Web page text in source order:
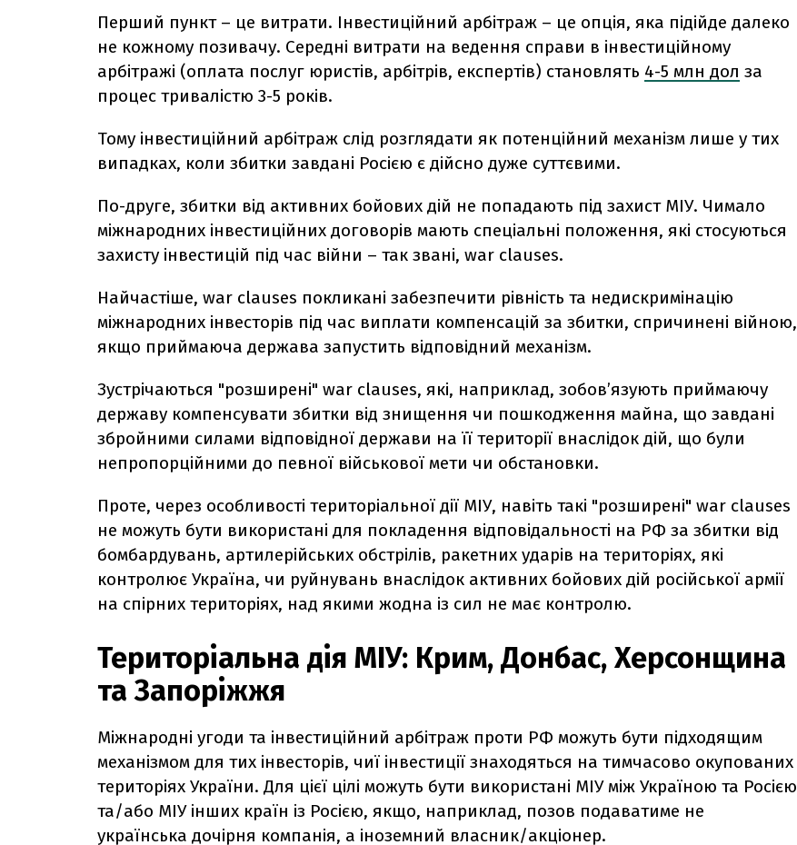
Перший пункт – це витрати. Інвестиційний арбітраж – це опція, яка підійде далеко
не кожному позивачу. Середні витрати на ведення справи в інвестиційному
арбітражі (оплата послуг юристів, арбітрів, експертів) становлять 4-5 млн дол за
процес тривалістю 3-5 років.
Тому інвестиційний арбітраж слід розглядати як потенційний механізм лише у тих
випадках, коли збитки завдані Росією є дійсно дуже суттєвими.
По-друге, збитки від активних бойових дій не попадають під захист МІУ. Чимало
міжнародних інвестиційних договорів мають спеціальні положення, які стосуються
захисту інвестицій під час війни – так звані, war clauses.
Найчастіше, war clauses покликані забезпечити рівність та недискримінацію
міжнародних інвесторів під час виплати компенсацій за збитки, спричинені війною,
якщо приймаюча держава запустить відповідний механізм.
Зустрічаються "розширені" war clauses, які, наприклад, зобов’язують приймаючу
державу компенсувати збитки від знищення чи пошкодження майна, що завдані
збройними силами відповідної держави на її території внаслідок дій, що були
непропорційними до певної військової мети чи обстановки.
Проте, через особливості територіальної дії МІУ, навіть такі "розширені" war clauses
не можуть бути використані для покладення відповідальності на РФ за збитки від
бомбардувань, артилерійських обстрілів, ракетних ударів на територіях, які
контролює Україна, чи руйнувань внаслідок активних бойових дій російської армії
на спірних територіях, над якими жодна із сил не має контролю.
Територіальна дія МІУ: Крим, Донбас, Херсонщина
та Запоріжжя
Міжнародні угоди та інвестиційний арбітраж проти РФ можуть бути підходящим
механізмом для тих інвесторів, чиї інвестиції знаходяться на тимчасово окупованих
територіях України. Для цієї цілі можуть бути використані МІУ між Україною та Росією
та/або МІУ інших країн із Росією, якщо, наприклад, позов подаватиме не
українська дочірня компанія, а іноземний власник/акціонер.